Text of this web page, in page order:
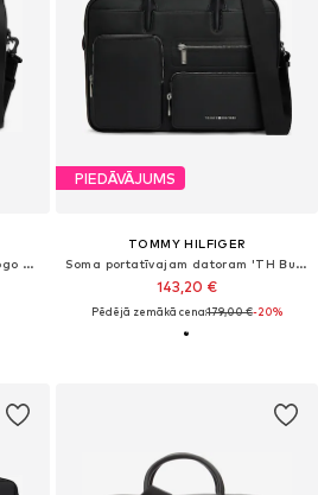
Soma portatīvajam datoram 'Logo Mixed Texture'
PIEDĀVĀJUMS
TOMMY HILFIGER
Soma portatīvajam datoram 'TH Business Modern'
143,20 €
Pēdējā zemākā cena:179,00 €-20%